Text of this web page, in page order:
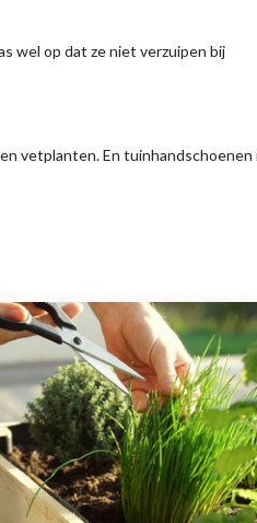
wel op dat ze niet verzuipen bij
vetplanten. En